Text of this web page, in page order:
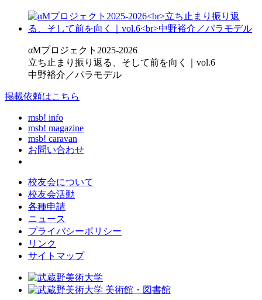
αMプロジェクト2025-2026
立ち止まり振り返る、そして前を向く｜vol.6
中野裕介／パラモデル
掲載依頼はこちら
msb! info
msb! magazine
msb! caravan
お問い合わせ
校友会について
校友会活動
各種申請
ニュース
プライバシーポリシー
リンク
サイトマップ